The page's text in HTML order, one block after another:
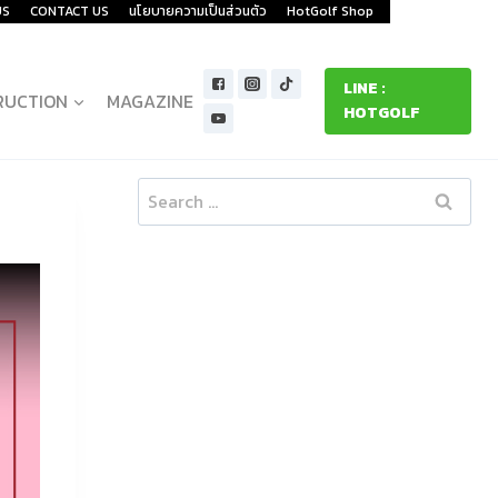
CONTACT US นโยบายความเป็นส่วนตัว HotGolf Shop
MAGAZINE
LINE :
HOTGOLF
Search
for: